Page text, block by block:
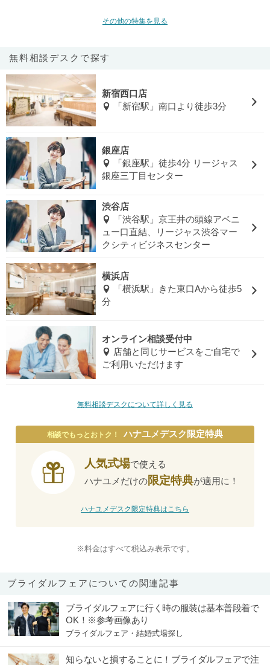
その他の特集を見る
無料相談デスクで探す
新宿西口店
「新宿駅」南口より徒歩3分
銀座店
「銀座駅」徒歩4分 リージャス
銀座三丁目センター
渋谷店
「渋谷駅」京王井の頭線アベニ
ュー口直結、リージャス渋谷マー
クシティビジネスセンター
横浜店
「横浜駅」きた東口Aから徒歩5
分
オンライン相談受付中
店舗と同じサービスをご自宅で
ご利用いただけます
無料相談デスクについて詳しく見る
相談でもっとおトク！ ハナユメデスク限定特典
人気式場で使える
ハナユメだけの限定特典が適用に！
ハナユメデスク限定特典はこちら
※料金はすべて税込み表示です。
ブライダルフェアについての関連記事
ブライダルフェアに行く時の服装は基本普段着で
OK！※参考画像あり
ブライダルフェア・結婚式場探し
知らないと損することに！ブライダルフェアで注